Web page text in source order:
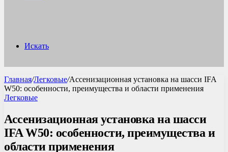
Искать
Главная/Легковые/Ассенизационная установка на шасси IFA
W50: особенности, преимущества и области применения
Легковые
Ассенизационная установка на шасси
IFA W50: особенности, преимущества и
области применения